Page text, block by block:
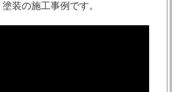
装の施工事例です。